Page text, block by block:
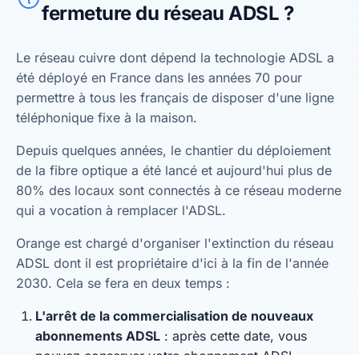
fermeture du réseau ADSL ?
Le réseau cuivre dont dépend la technologie ADSL a
été déployé en France dans les années 70 pour
permettre à tous les français de disposer d'une ligne
téléphonique fixe à la maison.
Depuis quelques années, le chantier du déploiement
de la fibre optique a été lancé et aujourd'hui plus de
80% des locaux sont connectés à ce réseau moderne
qui a vocation à remplacer l'ADSL.
Orange est chargé d'organiser l'extinction du réseau
ADSL dont il est propriétaire d'ici à la fin de l'année
2030. Cela se fera en deux temps :
L'arrêt de la commercialisation de nouveaux
abonnements ADSL : après cette date, vous